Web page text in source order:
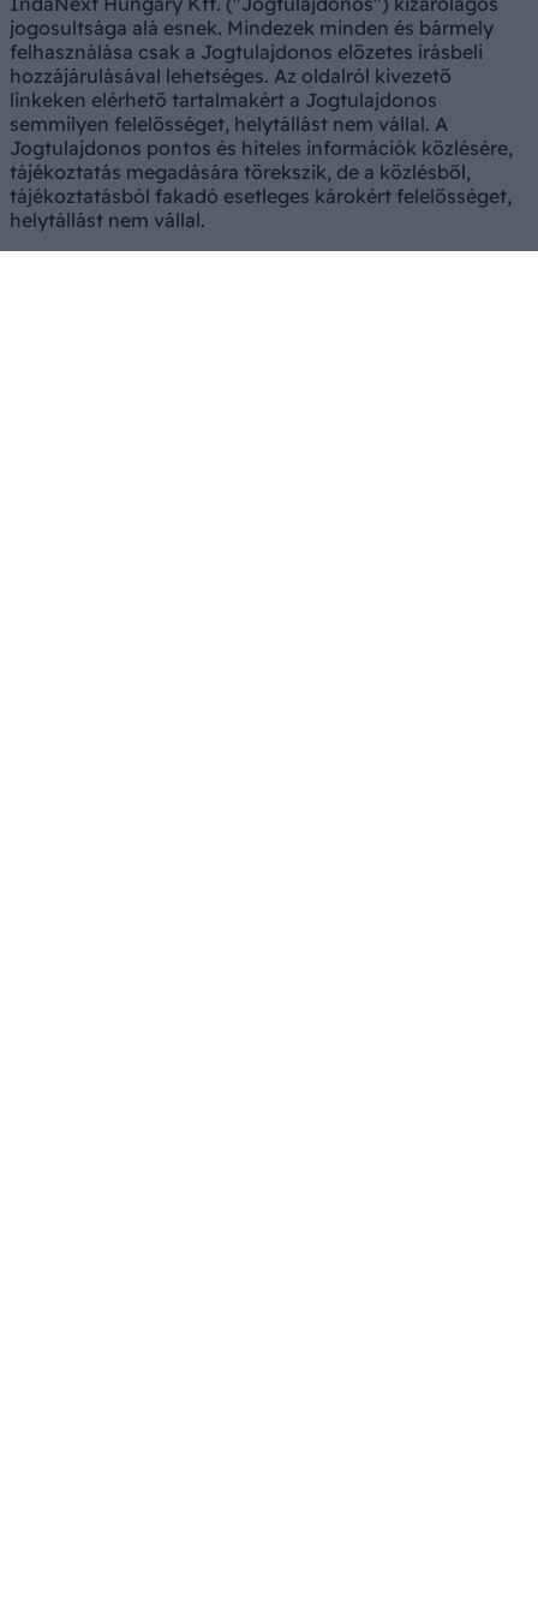
jogosultsága alá esnek. Mindezek minden és bármely
felhasználása csak a Jogtulajdonos előzetes írásbeli
hozzájárulásával lehetséges. Az oldalról kivezető
linkeken elérhető tartalmakért a Jogtulajdonos
semmilyen felelősséget, helytállást nem vállal. A
Jogtulajdonos pontos és hiteles információk közlésére,
tájékoztatás megadására törekszik, de a közlésből,
tájékoztatásból fakadó esetleges károkért felelősséget,
helytállást nem vállal.